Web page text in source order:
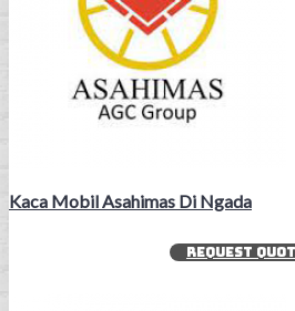
Kaca Mobil Asahimas Di Ngada
REQUEST